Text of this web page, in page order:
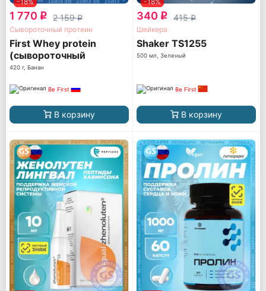
1 770 q 2 159q
Сывороточный протеин
First Whey protein
(сывороточный
протеин)
420 г, Банан
Be First
В корзину
340 q 415q
Шейкера
Shaker TS1255
500 мл, Зеленый
Be First
В корзину